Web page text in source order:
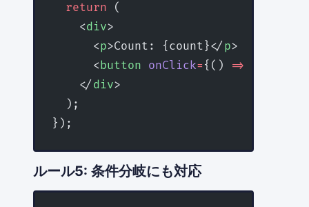
  return
(
    <
div>
      <
p>Count: {count}</ p>
      <
button onClick= {() =>
    </
div>
  );
});
ルール5: 条件分岐にも対応